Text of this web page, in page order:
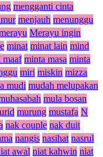
mengganti cinta
menjauh menunggu
Merayu ingin
minat minat lain mind
maaf minta masa minta
miri miskin mizza
mudi mudah melupakan
mula bosan
murung mustafa N
nak couple nak duit
nangis nasihat nasrul
awal niat kahwin niat